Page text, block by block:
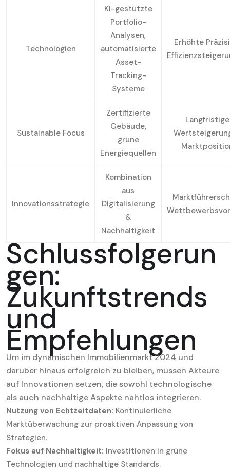
Technologien
KI-gestützte
Portfolio-
Analysen,
automatisierte
Asset-
Tracking-
Systeme
Erhöhte
Sustainable Focus
Zertifizierte
Gebäude,
grüne
Energiequellen
Langfristige
Innovationsstrategie
Kombination
aus
Digitalisierung
&
Nachhaltigkeit
Schlussfolgerun
gen:
Zukunftstrends
und
Empfehlungen
Um im dynamischen Immobilienmarkt 2024 und
darüber hinaus erfolgreich zu bleiben, müssen Akteure
auf Innovationen setzen, die sowohl technologische
als auch nachhaltige Aspekte nahtlos integrieren.
Nutzung von Echtzeitdaten: Kontinuierliche
Marktüberwachung zur proaktiven Anpassung von
Strategien.
Fokus auf Nachhaltigkeit: Investitionen in grüne
Technologien und nachhaltige Standards.